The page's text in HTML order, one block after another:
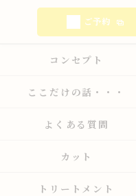
ご予約
コンセプト
ここだけの話・・・
よくある質問
カット
トリートメント